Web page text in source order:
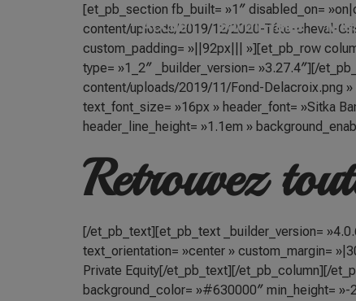
Accueil Savoir-faire
[et_pb_section fb_built= »1″ disabled_on=
content/uploads/2019/12/2020-Tête-cheval-
custom_padding= »||92px||| »][et_pb_row
type= »1_2″ _builder_version= »3.27.4″][/
content/uploads/2019/11/Fond-Delacroix.png
text_font_size= »16px » header_font= »Sitka
header_line_height= »1.1em »
Retrouvez
[/et_pb_text][et_pb_text _builder_version=
text_orientation= »center » custom_margin=
Private Equity[/et_pb_text][/et_pb_column][/
background_color= »#630000″ min_height=